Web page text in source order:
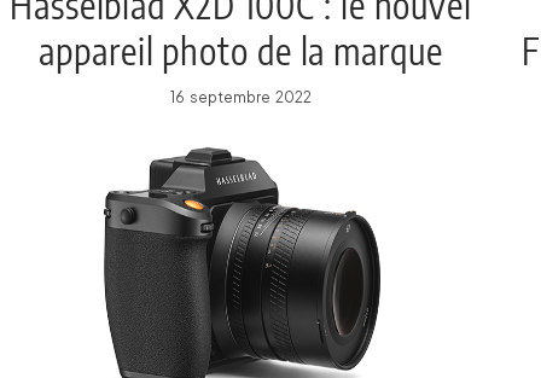
appareil photo de la marque
suédoise
16 septembre 2022